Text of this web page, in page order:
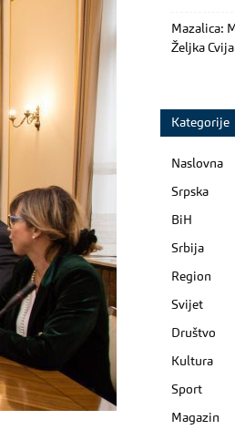
Mazalica:
Željka
Kategorije
Naslovna
Srpska
BiH
Srbija
Region
Svijet
Društvo
Kultura
Sport
Magazin